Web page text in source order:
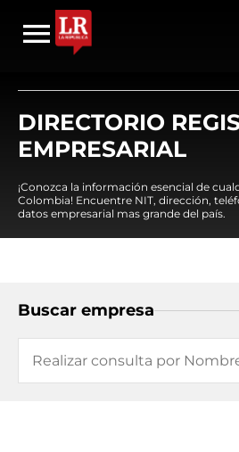
DIRECTORIO
EMPRESARIAL
¡Conozca la información esencial de
Colombia! Encuentre NIT, dirección,
datos empresarial mas grande del país.
Buscar empresa